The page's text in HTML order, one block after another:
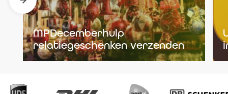
MPDecemberhulp
relatiegeschenken verzenden